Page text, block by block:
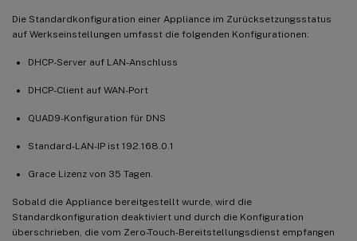
Die Standardkonfiguration einer Appliance im Zurücksetzungsstatus
auf Werkseinstellungen umfasst die folgenden Konfigurationen:
DHCP-Server auf LAN-Anschluss
DHCP-Client auf WAN-Port
QUAD9-Konfiguration für DNS
Standard-LAN-IP ist 192.168.0.1
Grace Lizenz von 35 Tagen.
Sobald die Appliance bereitgestellt wurde, wird die
Standardkonfiguration deaktiviert und durch die Konfiguration
überschrieben, die vom Zero-Touch-Bereitstellungsdienst empfangen